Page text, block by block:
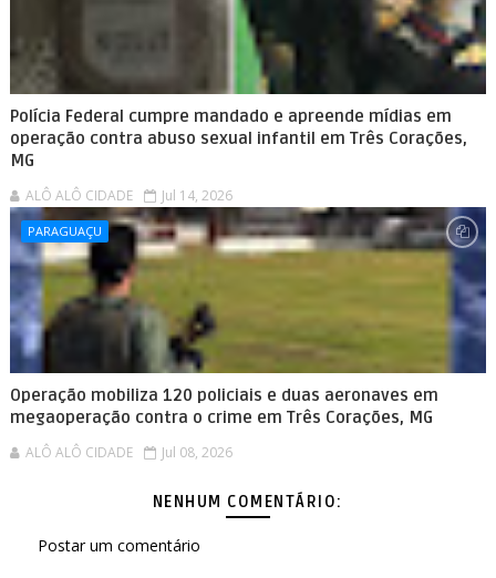
Polícia Federal cumpre mandado e apreende mídias em
operação contra abuso sexual infantil em Três Corações,
MG
ALÔ ALÔ CIDADE Jul 14, 2026
PARAGUAÇU
Operação mobiliza 120 policiais e duas aeronaves em
megaoperação contra o crime em Três Corações, MG
ALÔ ALÔ CIDADE Jul 08, 2026
NENHUM COMENTÁRIO:
Postar um comentário